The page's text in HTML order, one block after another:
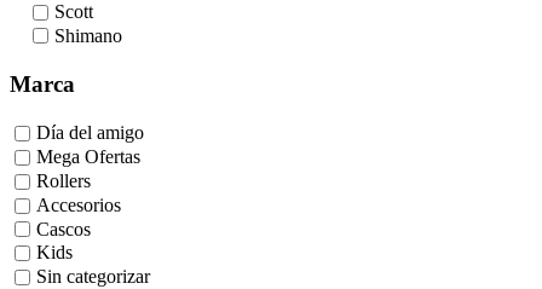
Scott
Shimano
Marca
Día del amigo
Mega Ofertas
Rollers
Accesorios
Cascos
Kids
Sin categorizar